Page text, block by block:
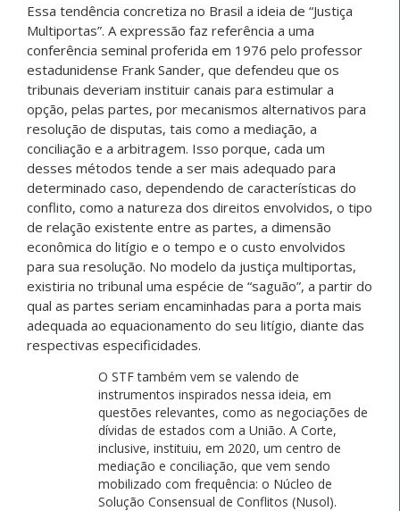
Essa tendência concretiza no Brasil a ideia de “Justiça
Multiportas”. A expressão faz referência a uma
conferência seminal proferida em 1976 pelo professor
estadunidense Frank Sander, que defendeu que os
tribunais deveriam instituir canais para estimular a
opção, pelas partes, por mecanismos alternativos para
resolução de disputas, tais como a mediação, a
conciliação e a arbitragem. Isso porque, cada um
desses métodos tende a ser mais adequado para
determinado caso, dependendo de características do
conflito, como a natureza dos direitos envolvidos, o tipo
de relação existente entre as partes, a dimensão
econômica do litígio e o tempo e o custo envolvidos
para sua resolução. No modelo da justiça multiportas,
existiria no tribunal uma espécie de “saguão”, a partir do
qual as partes seriam encaminhadas para a porta mais
adequada ao equacionamento do seu litígio, diante das
respectivas especificidades.
O STF também vem se valendo de
instrumentos inspirados nessa ideia, em
questões relevantes, como as negociações de
dívidas de estados com a União. A Corte,
inclusive, instituiu, em 2020, um centro de
mediação e conciliação, que vem sendo
mobilizado com frequência: o Núcleo de
Solução Consensual de Conflitos (Nusol).